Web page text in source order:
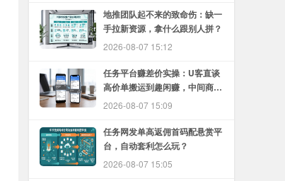
地推团队起不来的致命伤：缺一
手拉新资源，拿什么跟别人拼？
2026-08-07 15:12
任务平台赚差价实操：U客直谈
高价单搬运到趣闲赚，中间商怎
么赚
2026-08-07 15:09
任务网发单高返佣首码配悬赏平
台，自动套利怎么玩？
2026-08-07 15:05